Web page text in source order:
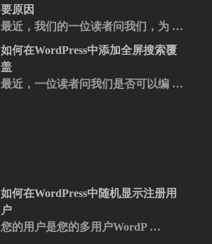
要原因
最近，我们的一位读者问我们，为 …
如何在WordPress中添加全屏搜索覆
盖
最近，一位读者问我们是否可以编 …
如何在WordPress中随机显示注册用
户
您的用户是您的多用户WordP …